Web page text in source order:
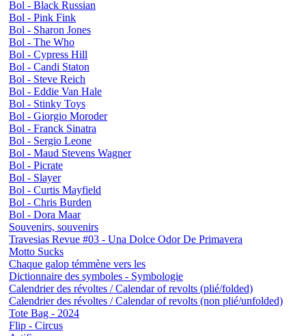
Bol - Black Russian
Bol - Pink Fink
Bol - Sharon Jones
Bol - The Who
Bol - Cypress Hill
Bol - Candi Staton
Bol - Steve Reich
Bol - Eddie Van Hale
Bol - Stinky Toys
Bol - Giorgio Moroder
Bol - Franck Sinatra
Bol - Sergio Leone
Bol - Maud Stevens Wagner
Bol - Picrate
Bol - Slayer
Bol - Curtis Mayfield
Bol - Chris Burden
Bol - Dora Maar
Souvenirs, souvenirs
Travesias Revue #03 - Una Dolce Odor De Primavera
Motto Sucks
Chaque galop témmène vers les
Dictionnaire des symboles - Symbologie
Calendrier des révoltes / Calendar of revolts (plié/folded)
Calendrier des révoltes / Calendar of revolts (non plié/unfolded)
Tote Bag - 2024
Flip - Circus